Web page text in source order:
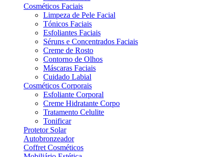
Cosméticos Faciais
Limpeza de Pele Facial
Tónicos Faciais
Esfoliantes Faciais
Séruns e Concentrados Faciais
Creme de Rosto
Contorno de Olhos
Máscaras Faciais
Cuidado Labial
Cosméticos Corporais
Esfoliante Corporal
Creme Hidratante Corpo
Tratamento Celulite
Tonificar
Protetor Solar
Autobronzeador
Coffret Cosméticos